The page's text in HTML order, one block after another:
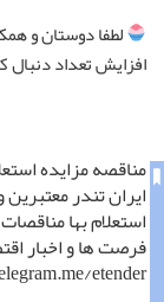
لطفا دوستان و
افزایش تعداد دنبال
مناقصه مزایده
ایران تندر
استعلام بها
فرصت ها و اخبار
etender